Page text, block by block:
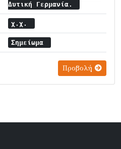
Δυτική Γερμανία.
χ.χ.
Σημείωμα
Προβολή